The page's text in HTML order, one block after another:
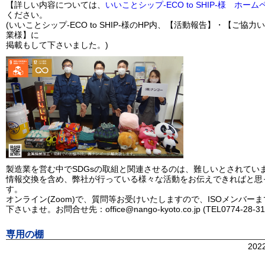
【詳しい内容については、 いいことシップ-ECO to SHIP-様 ホーム
ください。
(いいことシップ-ECO to SHIP-様のHP内、【活動報告】・【ご協力
業様】に
掲載もして下さいました。)
製造業を営む中でSDGsの取組と関連させるのは、難しいとされてい
情報交換を含め、弊社が行っている様々な活動をお伝えできればと思
す。
オンライン(Zoom)で、質問等お受けいたしますので、ISOメンバー
下さいませ。お問合せ先：office@nango-kyoto.co.jp (TEL0774-28-
専用の棚